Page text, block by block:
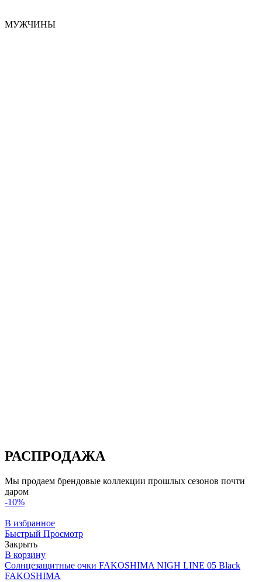
МУЖЧИНЫ
РАСПРОДАЖА
Мы продаем брендовые коллекции прошлых сезонов почти
даром
-10%
В избранное
Быстрый Просмотр
Закрыть
В корзину
Солнцезащитные очки FAKOSHIMA NIGH LINE 05 Black
FAKOSHIMA